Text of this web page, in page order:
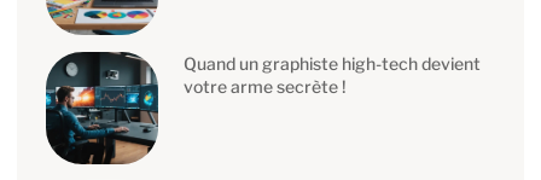
Quand un graphiste high-tech devient
votre arme secrète !